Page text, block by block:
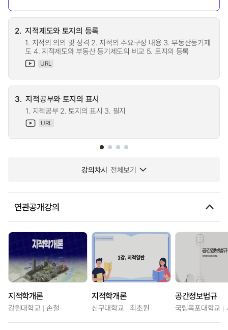
2. 지적제도와 토지의 등록
1. 지적의 의의 및 성격 2. 지적의 주요구성 내용 3. 부동산등기제
도 4. 지적제도와 부동산 등기제도의 비교 5. 토지의 등록
URL
3. 지적공부와 토지의 표시
1. 지적공부 2. 토지의 표시 3. 필지
URL
강의차시 전체보기
연관공개강의
지적학개론
강원대학교 손철
지적학개론
신구대학교 최초원
공간정보법규
국립목포대학교